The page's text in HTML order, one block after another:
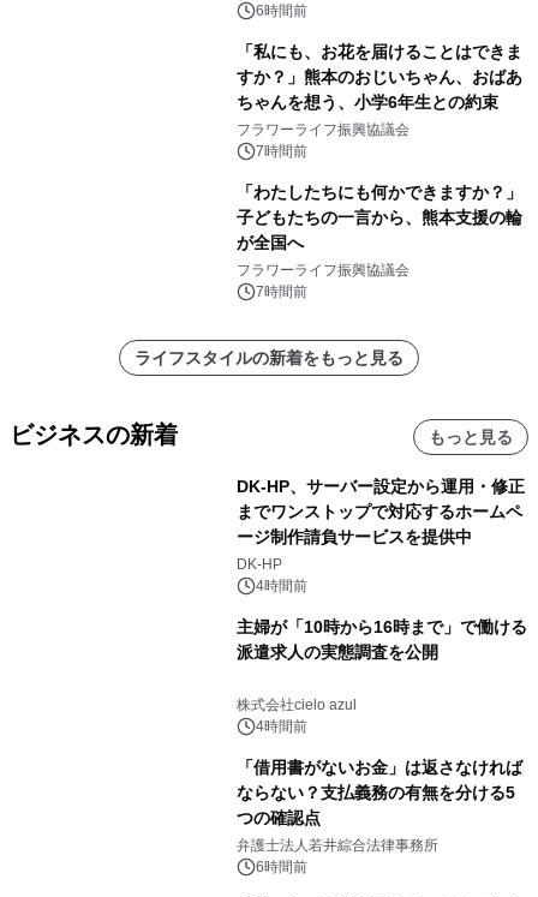
6時間前
「私にも、お花を届けることはできま
すか？」熊本のおじいちゃん、おばあ
ちゃんを想う、小学6年生との約束
フラワーライフ振興協議会
7時間前
「わたしたちにも何かできますか？」
子どもたちの一言から、熊本支援の輪
が全国へ
フラワーライフ振興協議会
7時間前
ライフスタイルの新着をもっと見る
ビジネスの新着 もっと見る
DK-HP、サーバー設定から運用・修正
までワンストップで対応するホームペ
ージ制作請負サービスを提供中
DK-HP
4時間前
主婦が「10時から16時まで」で働ける
派遣求人の実態調査を公開
株式会社cielo azul
4時間前
「借用書がないお金」は返さなければ
ならない？支払義務の有無を分ける5
つの確認点
弁護士法人若井綜合法律事務所
6時間前